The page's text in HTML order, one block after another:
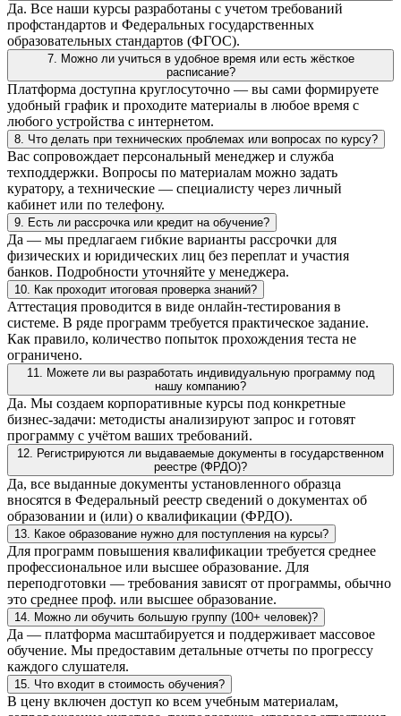
Да. Все наши курсы разработаны с учетом требований
профстандартов и Федеральных государственных
образовательных стандартов (ФГОС).
7. Можно ли учиться в удобное время или есть жёсткое
расписание?
Платформа доступна круглосуточно — вы сами формируете
удобный график и проходите материалы в любое время с
любого устройства с интернетом.
8. Что делать при технических проблемах или вопросах по курсу?
Вас сопровождает персональный менеджер и служба
техподдержки. Вопросы по материалам можно задать
куратору, а технические — специалисту через личный
кабинет или по телефону.
9. Есть ли рассрочка или кредит на обучение?
Да — мы предлагаем гибкие варианты рассрочки для
физических и юридических лиц без переплат и участия
банков. Подробности уточняйте у менеджера.
10. Как проходит итоговая проверка знаний?
Аттестация проводится в виде онлайн-тестирования в
системе. В ряде программ требуется практическое задание.
Как правило, количество попыток прохождения теста не
ограничено.
11. Можете ли вы разработать индивидуальную программу под
нашу компанию?
Да. Мы создаем корпоративные курсы под конкретные
бизнес-задачи: методисты анализируют запрос и готовят
программу с учётом ваших требований.
12. Регистрируются ли выдаваемые документы в государственном
реестре (ФРДО)?
Да, все выданные документы установленного образца
вносятся в Федеральный реестр сведений о документах об
образовании и (или) о квалификации (ФРДО).
13. Какое образование нужно для поступления на курсы?
Для программ повышения квалификации требуется среднее
профессиональное или высшее образование. Для
переподготовки — требования зависят от программы, обычно
это среднее проф. или высшее образование.
14. Можно ли обучить большую группу (100+ человек)?
Да — платформа масштабируется и поддерживает массовое
обучение. Мы предоставим детальные отчеты по прогрессу
каждого слушателя.
15. Что входит в стоимость обучения?
В цену включен доступ ко всем учебным материалам,